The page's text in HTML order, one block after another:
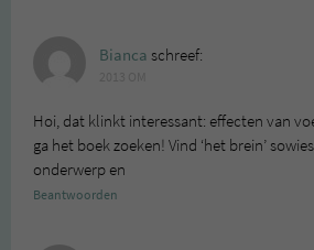
Bianca schreef:
Hoi, dat klinkt interessant: effecten van
ga het boek zoeken! Vind ‘het brein’
onderwerp en
Beantwoorden